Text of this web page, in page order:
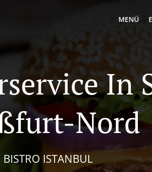
MENÜ
In
Nord
BISTRO ISTANBUL